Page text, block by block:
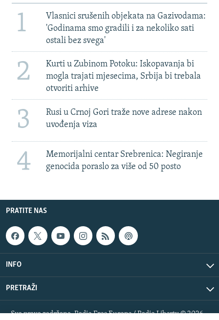
1
Vlasnici srušenih objekata na Gazivodama:
'Godinama smo gradili i za nekoliko sati
ostali bez svega'
2
Kurti u Zubinom Potoku: Iskopavanja bi
mogla trajati mjesecima, Srbija bi trebala
otvoriti arhive
3
Rusi u Crnoj Gori traže nove adrese nakon
uvođenja viza
4
Memorijalni centar Srebrenica: Negiranje
genocida poraslo za više od 50 posto
PRATITE NAS
INFO
PRETRAŽI
Sva prava zadržana. Radio Free Europe / Radio Liberty © 2026